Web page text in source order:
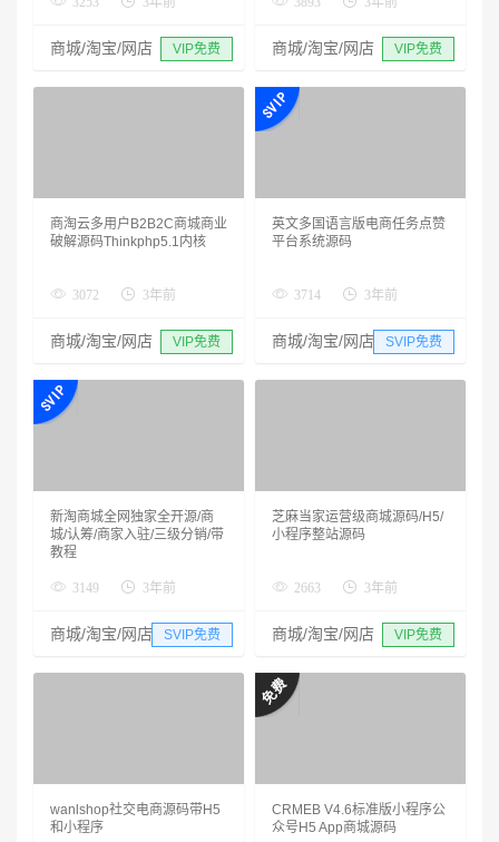
商城/淘宝/网店 VIP免费 商城/淘宝/网店 VIP免费
商淘云多用户B2B2C商城商业
破解源码Thinkphp5.1内核
3072 3年前
商城/淘宝/网店 VIP免费
英文多国语言版电商任务点赞
平台系统源码
3714 3年前
商城/淘宝/网店 SVIP免费
新淘商城全网独家全开源/商
城/认筹/商家入驻/三级分销/带
教程
3149 3年前
商城/淘宝/网店 SVIP免费
芝麻当家运营级商城源码/H5/
小程序整站源码
2663 3年前
商城/淘宝/网店 VIP免费
wanlshop社交电商源码带H5
和小程序
CRMEB V4.6标准版小程序公
众号H5 App商城源码